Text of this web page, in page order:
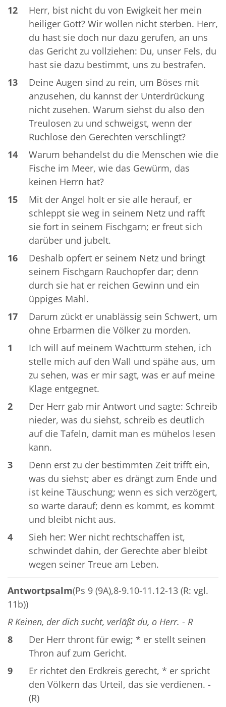
12
Herr, bist nicht du von Ewigkeit her mein
heiliger Gott? Wir wollen nicht sterben. Herr,
du hast sie doch nur dazu gerufen, an uns
das Gericht zu vollziehen: Du, unser Fels, du
hast sie dazu bestimmt, uns zu bestrafen.
13
Deine Augen sind zu rein, um Böses mit
anzusehen, du kannst der Unterdrückung
nicht zusehen. Warum siehst du also den
Treulosen zu und schweigst, wenn der
Ruchlose den Gerechten verschlingt?
14
Warum behandelst du die Menschen wie die
Fische im Meer, wie das Gewürm, das
keinen Herrn hat?
15
Mit der Angel holt er sie alle herauf, er
schleppt sie weg in seinem Netz und rafft
sie fort in seinem Fischgarn; er freut sich
darüber und jubelt.
16
Deshalb opfert er seinem Netz und bringt
seinem Fischgarn Rauchopfer dar; denn
durch sie hat er reichen Gewinn und ein
üppiges Mahl.
17
Darum zückt er unablässig sein Schwert, um
ohne Erbarmen die Völker zu morden.
1
Ich will auf meinem Wachtturm stehen, ich
stelle mich auf den Wall und spähe aus, um
zu sehen, was er mir sagt, was er auf meine
Klage entgegnet.
2
Der Herr gab mir Antwort und sagte: Schreib
nieder, was du siehst, schreib es deutlich
auf die Tafeln, damit man es mühelos lesen
kann.
3
Denn erst zu der bestimmten Zeit trifft ein,
was du siehst; aber es drängt zum Ende und
ist keine Täuschung; wenn es sich verzögert,
so warte darauf; denn es kommt, es kommt
und bleibt nicht aus.
4
Sieh her: Wer nicht rechtschaffen ist,
schwindet dahin, der Gerechte aber bleibt
wegen seiner Treue am Leben.
Antwortpsalm(Ps 9 (9A),8-9.10-11.12-13 (R: vgl.
11b))
R Keinen, der dich sucht, verläßt du, o Herr. - R
8
Der Herr thront für ewig; * er stellt seinen
Thron auf zum Gericht.
9
Er richtet den Erdkreis gerecht, * er spricht
den Völkern das Urteil, das sie verdienen. -
(R)